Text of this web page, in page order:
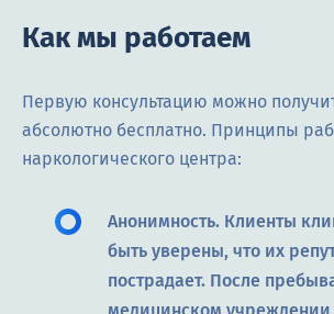
Как мы работаем
Первую консультацию можно
абсолютно бесплатно. Принципы
наркологического центра:
Анонимность. Клиенты
быть уверены, что их
пострадает. После
медицинском